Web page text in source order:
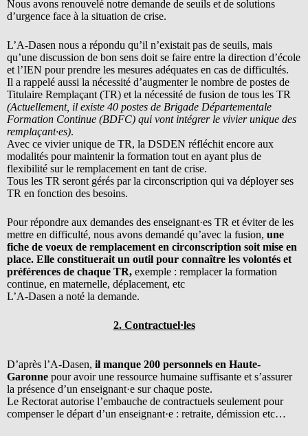
Nous avons renouvelé notre demande de seuils et de solutions
d’urgence face à la situation de crise.
L’A-Dasen nous a répondu qu’il n’existait pas de seuils, mais
qu’une discussion de bon sens doit se faire entre la direction d’école
et l’IEN pour prendre les mesures adéquates en cas de difficultés.
Il a rappelé aussi la nécessité d’augmenter le nombre de postes de
Titulaire Remplaçant (TR) et la nécessité de fusion de tous les TR
(Actuellement, il existe 40 postes de Brigade Départementale
Formation Continue (BDFC) qui vont intégrer le vivier unique des
remplaçant·es).
Avec ce vivier unique de TR, la DSDEN réfléchit encore aux
modalités pour maintenir la formation tout en ayant plus de
flexibilité sur le remplacement en tant de crise.
Tous les TR seront gérés par la circonscription qui va déployer ses
TR en fonction des besoins.
Pour répondre aux demandes des enseignant·es TR et éviter de les
mettre en difficulté, nous avons demandé qu’avec la fusion, une
fiche de voeux de remplacement en circonscription soit mise en
place. Elle constituerait un outil pour connaître les volontés et
préférences de chaque TR, exemple : remplacer la formation
continue, en maternelle, déplacement, etc
L’A-Dasen a noté la demande.
2. Contractuel·les
D’après l’A-Dasen, il manque 200 personnels en Haute-
Garonne pour avoir une ressource humaine suffisante et s’assurer
la présence d’un enseignant·e sur chaque poste.
Le Rectorat autorise l’embauche de contractuels seulement pour
compenser le départ d’un enseignant·e : retraite, démission etc…